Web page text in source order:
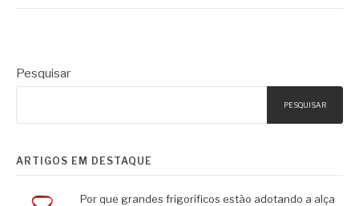
Pesquisar
PESQUISAR
ARTIGOS EM DESTAQUE
Por que grandes frigoríficos estão adotando a alça